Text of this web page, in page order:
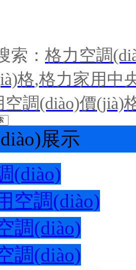
索： 格力空調
格,格力家用中
調(diào)價(jià)
展示
(diào)
空調(diào)
調(diào)
調(diào)